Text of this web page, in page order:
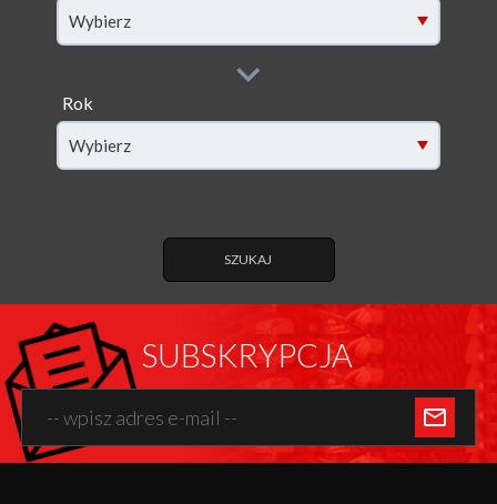
filter[capacity]
Wybierz
Rok
filter[year]
Wybierz
SZUKAJ
SUBSKRYPCJA